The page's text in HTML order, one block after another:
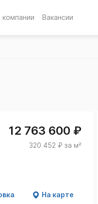
компании Вакансии
12 763 600 ₽
320 452 ₽ за м²
На карте